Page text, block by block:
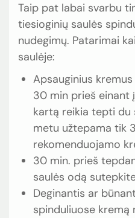
Taip pat labai svarbu
tiesioginių saulės
nudegimų. Patarimai
saulėje:
Apsauginius
30 min prieš einant
kartą reikia tepti du
metu užtepama tik
rekomenduojamo
30 min. prieš
saulės odą
Deginantis ar
spinduliuose kremą